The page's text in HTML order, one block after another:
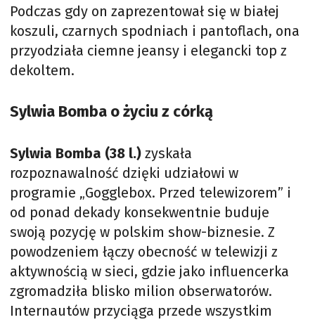
Podczas gdy on zaprezentował się w białej
koszuli, czarnych spodniach i pantoflach, ona
przyodziała ciemne jeansy i elegancki top z
dekoltem.
Sylwia Bomba o życiu z córką
Sylwia Bomba (38 l.) zyskała
rozpoznawalność dzięki udziałowi w
programie „Gogglebox. Przed telewizorem” i
od ponad dekady konsekwentnie buduje
swoją pozycję w polskim show-biznesie. Z
powodzeniem łączy obecność w telewizji z
aktywnością w sieci, gdzie jako influencerka
zgromadziła blisko milion obserwatorów.
Internautów przyciąga przede wszystkim